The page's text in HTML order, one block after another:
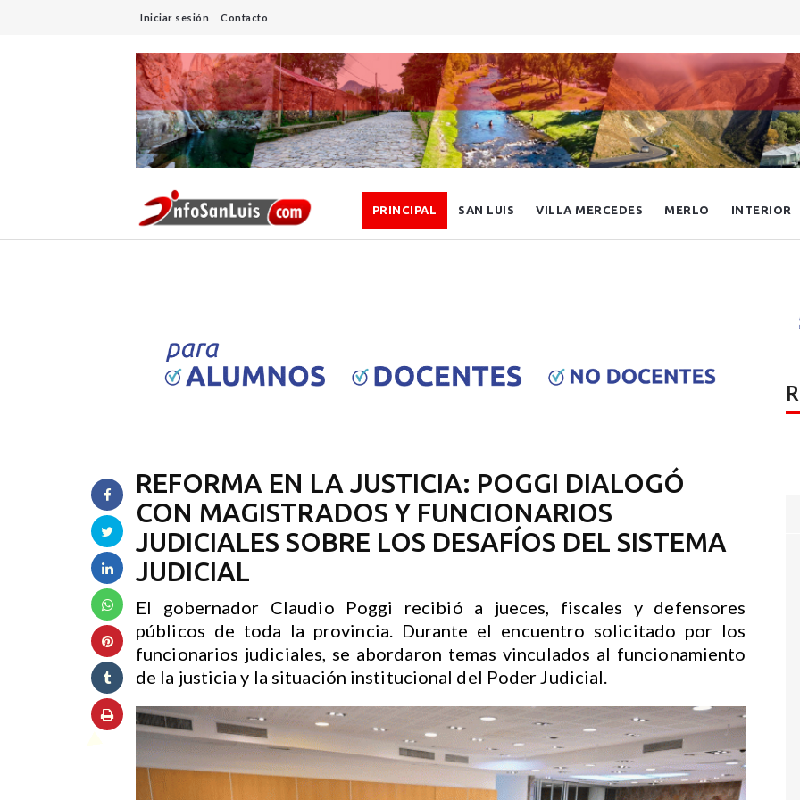
Iniciar sesión Contacto
PRINCIPAL SAN LUIS VILLA MERCEDES MERLO INTERIOR
REFORMA EN LA JUSTICIA: POGGI DIALOGÓ
CON MAGISTRADOS Y FUNCIONARIOS
JUDICIALES SOBRE LOS DESAFÍOS DEL SISTEMA
JUDICIAL
El gobernador Claudio Poggi recibió a jueces, fiscales y defensores
públicos de toda la provincia. Durante el encuentro solicitado por los
funcionarios judiciales, se abordaron temas vinculados al funcionamiento
de la justicia y la situación institucional del Poder Judicial.